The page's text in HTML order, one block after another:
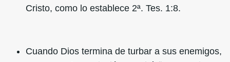
Cristo, como lo establece 2ª. Tes. 1:8.
Cuando Dios termina de turbar a sus enemigos,